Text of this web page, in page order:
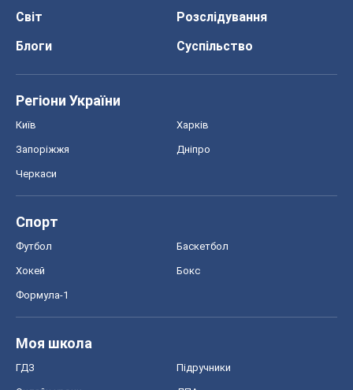
Світ
Розслідування
Блоги
Суспільство
Регіони України
Київ Харків
Запоріжжя Дніпро
Черкаси
Спорт
Футбол Баскетбол
Хокей Бокс
Формула-1
Моя школа
ГДЗ Підручники